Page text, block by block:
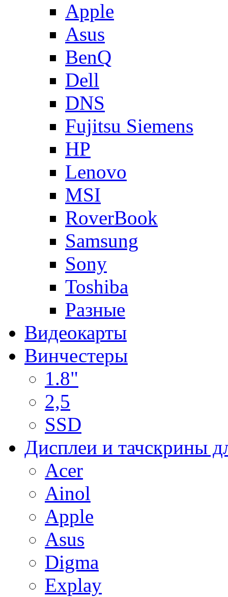
Apple
Asus
BenQ
Dell
DNS
Fujitsu Siemens
HP
Lenovo
MSI
RoverBook
Samsung
Sony
Toshiba
Разные
Видеокарты
Винчестеры
1.8"
2,5
SSD
Дисплеи и тачскрины
Acer
Ainol
Apple
Asus
Digma
Explay